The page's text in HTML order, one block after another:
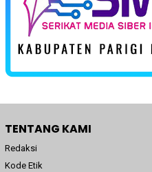
TENTANG KAMI
Redaksi
Kode Etik